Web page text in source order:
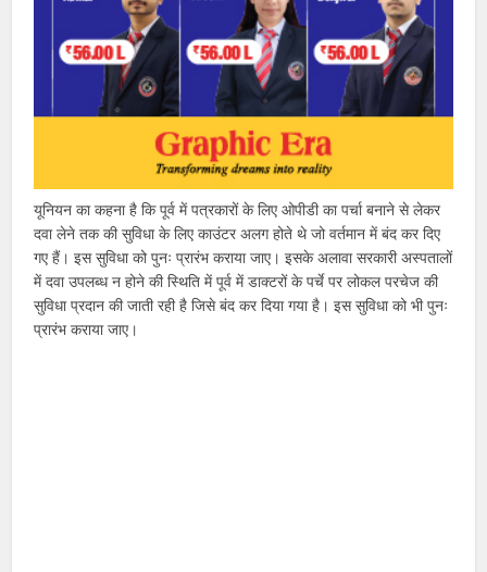
यूनियन का कहना है कि पूर्व में पत्रकारों के लिए ओपीडी का पर्चा बनाने से लेकर
दवा लेने तक की सुविधा के लिए काउंटर अलग होते थे जो वर्तमान में बंद कर दिए
गए हैं। इस सुविधा को पुनः प्रारंभ कराया जाए। इसके अलावा सरकारी अस्पतालों
में दवा उपलब्ध न होने की स्थिति में पूर्व में डाक्टरों के पर्चे पर लोकल परचेज की
सुविधा प्रदान की जाती रही है जिसे बंद कर दिया गया है। इस सुविधा को भी पुनः
प्रारंभ कराया जाए।